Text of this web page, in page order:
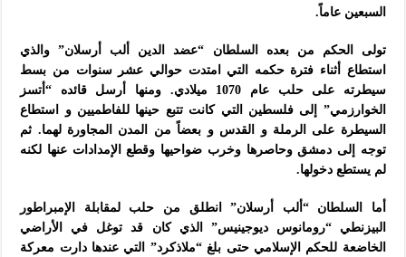
السبعين عاماً.
تولى الحكم من بعده السلطان “عضد الدين ألب أرسلان” والذي
استطاع أثناء فترة حكمه التي امتدت حوالي عشر سنوات من بسط
سيطرته على حلب عام 1070 ميلادي. ومنها أرسل قائده “أتسز
الخوارزمي” إلى فلسطين التي كانت تتبع حينها للفاطميين و استطاع
السيطرة على الرملة و القدس و بعضاً من المدن المجاورة لهما. ثم
توجه إلى دمشق وحاصرها وخرب ضواحيها وقطع الإمدادات عنها لكنه
لم يستطع دخولها.
أما السلطان “ألب أرسلان” انطلق من حلب لمقابلة الإمبراطور
البيزنطي “رومانوس ديوجينيس” الذي كان قد توغل في الأراضي
الخاضعة للحكم الإسلامي حتى بلغ “ملاذكرد” التي عندها دارت معركة